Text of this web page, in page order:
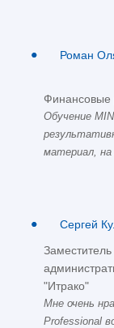
Роман
Финансовые
Обучение
материал, на
Сергей
"Итрако"
Мне очень
Professional